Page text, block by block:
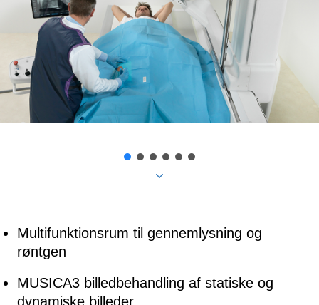
Multifunktionsrum til gennemlysning og
røntgen
MUSICA3 billedbehandling af statiske og
dynamiske billeder